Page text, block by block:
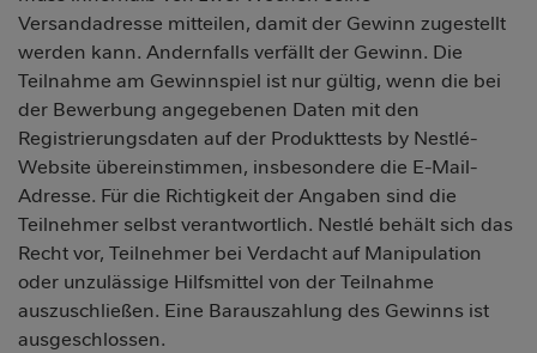
Versandadresse mitteilen, damit der Gewinn zugestellt
werden kann. Andernfalls verfällt der Gewinn. Die
Teilnahme am Gewinnspiel ist nur gültig, wenn die bei
der Bewerbung angegebenen Daten mit den
Registrierungsdaten auf der Produkttests by Nestlé-
Website übereinstimmen, insbesondere die E-Mail-
Adresse. Für die Richtigkeit der Angaben sind die
Teilnehmer selbst verantwortlich. Nestlé behält sich das
Recht vor, Teilnehmer bei Verdacht auf Manipulation
oder unzulässige Hilfsmittel von der Teilnahme
auszuschließen. Eine Barauszahlung des Gewinns ist
ausgeschlossen.